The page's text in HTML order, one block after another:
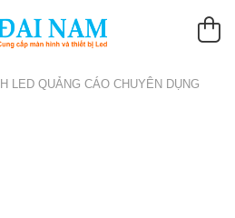
LED QUẢNG CÁO CHUYÊN DỤNG